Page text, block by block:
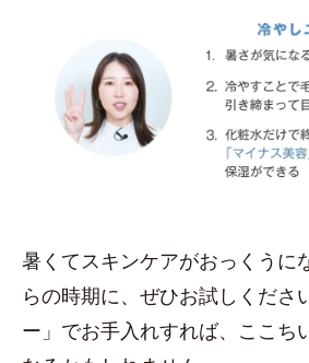
暑くてスキンケアがおっくうに
らの時期に、ぜひお試しくださ
ー」でお手入れすれば、ここち